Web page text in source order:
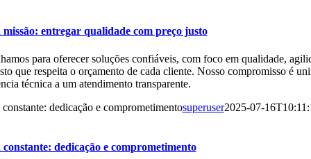
missão: entregar qualidade com preço justo
para oferecer soluções confiáveis, com foco em qualidade,
que respeita o orçamento de cada cliente. Nosso compromisso é
técnica a um atendimento transparente.
constante: dedicação e comprometimentosuperuser2025-07-
constante: dedicação e comprometimento